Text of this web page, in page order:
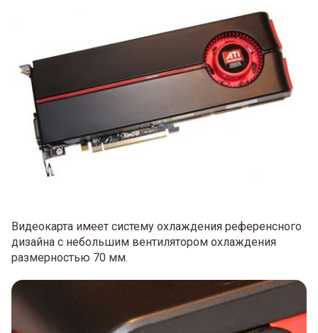
Видеокарта имеет систему охлаждения референсного
дизайна с небольшим вентилятором охлаждения
размерностью 70 мм.